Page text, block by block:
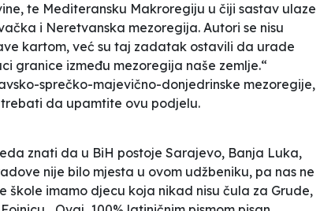
te Mediteransku Makroregiju u čiji sastav ulaze
i Neretvanska mezoregija. Autori se nisu
kartom, već su taj zadatak ostavili da urade
granice između mezoregija naše zemlje.“
sprečko-majevično-donjedrinske mezoregije,
da upamtite ovu podjelu.
znati da u BiH postoje Sarajevo, Banja Luka,
nije bilo mjesta u ovom udžbeniku, pa nas ne
škole imamo djecu koja nikad nisu čula za Grude,